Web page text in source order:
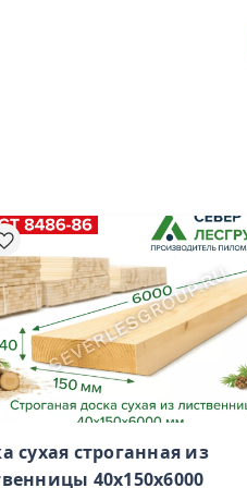
сухая строганная из
40х150х6000